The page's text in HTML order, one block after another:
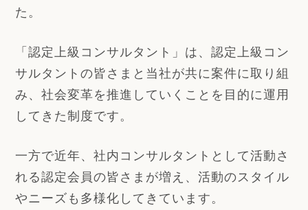
た。
「認定上級コンサルタント」は、認定上級コン
サルタントの皆さまと当社が共に案件に取り組
み、社会変革を推進していくことを目的に運用
してきた制度です。
一方で近年、社内コンサルタントとして活動さ
れる認定会員の皆さまが増え、活動のスタイル
やニーズも多様化してきています。